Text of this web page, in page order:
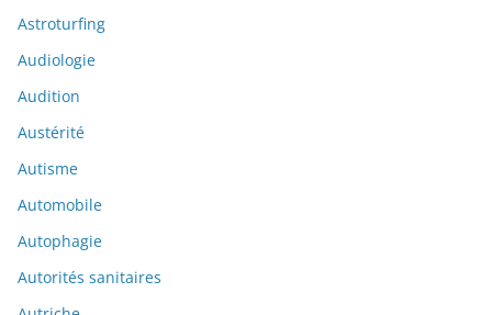
Astroturfing
Audiologie
Audition
Austérité
Autisme
Automobile
Autophagie
Autorités sanitaires